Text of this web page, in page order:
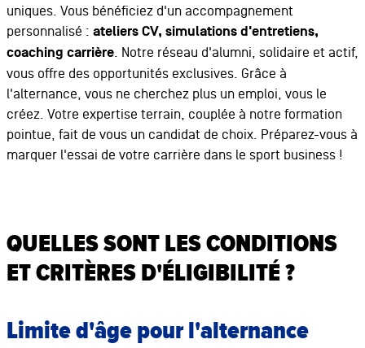
uniques. Vous bénéficiez d'un accompagnement
personnalisé : ateliers CV, simulations d'entretiens,
coaching carrière. Notre réseau d'alumni, solidaire et actif,
vous offre des opportunités exclusives. Grâce à
l'alternance, vous ne cherchez plus un emploi, vous le
créez. Votre expertise terrain, couplée à notre formation
pointue, fait de vous un candidat de choix. Préparez-vous à
marquer l'essai de votre carrière dans le sport business !
QUELLES SONT LES CONDITIONS
ET CRITÈRES D'ÉLIGIBILITÉ ?
Limite d'âge pour l'alternance